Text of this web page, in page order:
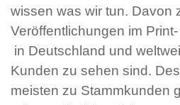
wissen was wir tun. Davon
Veröffentlichungen im
in Deutschland und
Kunden zu sehen sind.
meisten zu Stammkunden